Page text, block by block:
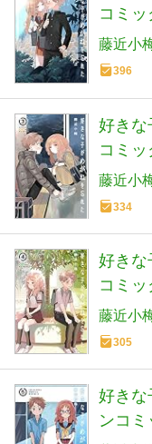
コミ
藤近小
396
好きな
コミ
藤近小
334
好きな
コミ
藤近小
305
好きな
ンコ